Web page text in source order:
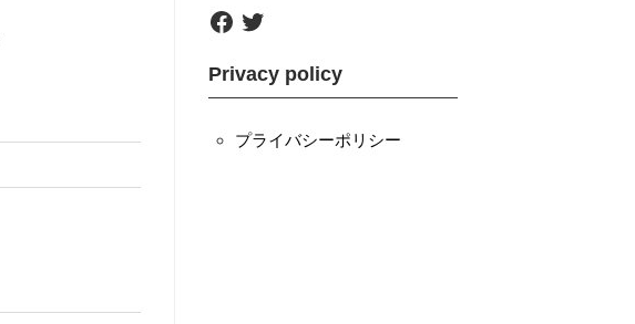
F
a
e
b
o
T
w
t
e
Privacy policy
プライバシーポリシー